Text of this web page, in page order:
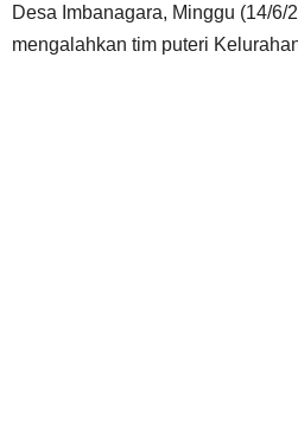
Desa Imbanagara, Minggu (14/6/
mengalahkan tim puteri